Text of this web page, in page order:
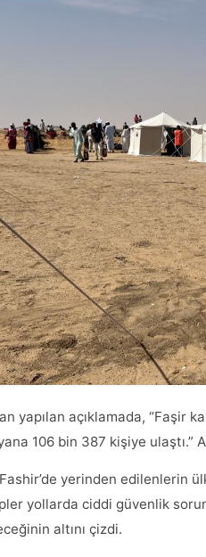
yapılan açıklamada, “Faşir
106 bin 387 kişiye ulaştı.”
yerinden edilenlerin
yollarda ciddi güvenlik
altını çizdi.